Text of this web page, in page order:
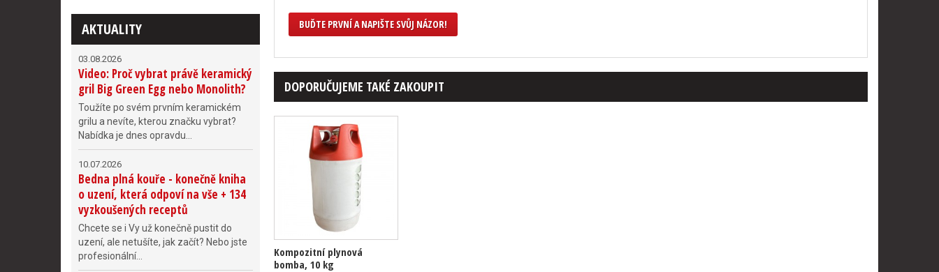
BUĎTE PRVNÍ A NAPIŠTE SVŮJ NÁZOR!
DOPORUČUJEME TAKÉ ZAKOUPIT
Kompozitní plynová
bomba, 10 kg
AKTUALITY
03.08.2026
Video: Proč vybrat právě keramický
gril Big Green Egg nebo Monolith?
Toužíte po svém prvním keramickém
grilu a nevíte, kterou značku vybrat?
Nabídka je dnes opravdu...
10.07.2026
Bedna plná kouře - konečně kniha
o uzení, která odpoví na vše + 134
vyzkoušených receptů
Chcete se i Vy už konečně pustit do
uzení, ale netušíte, jak začít? Nebo jste
profesionální...